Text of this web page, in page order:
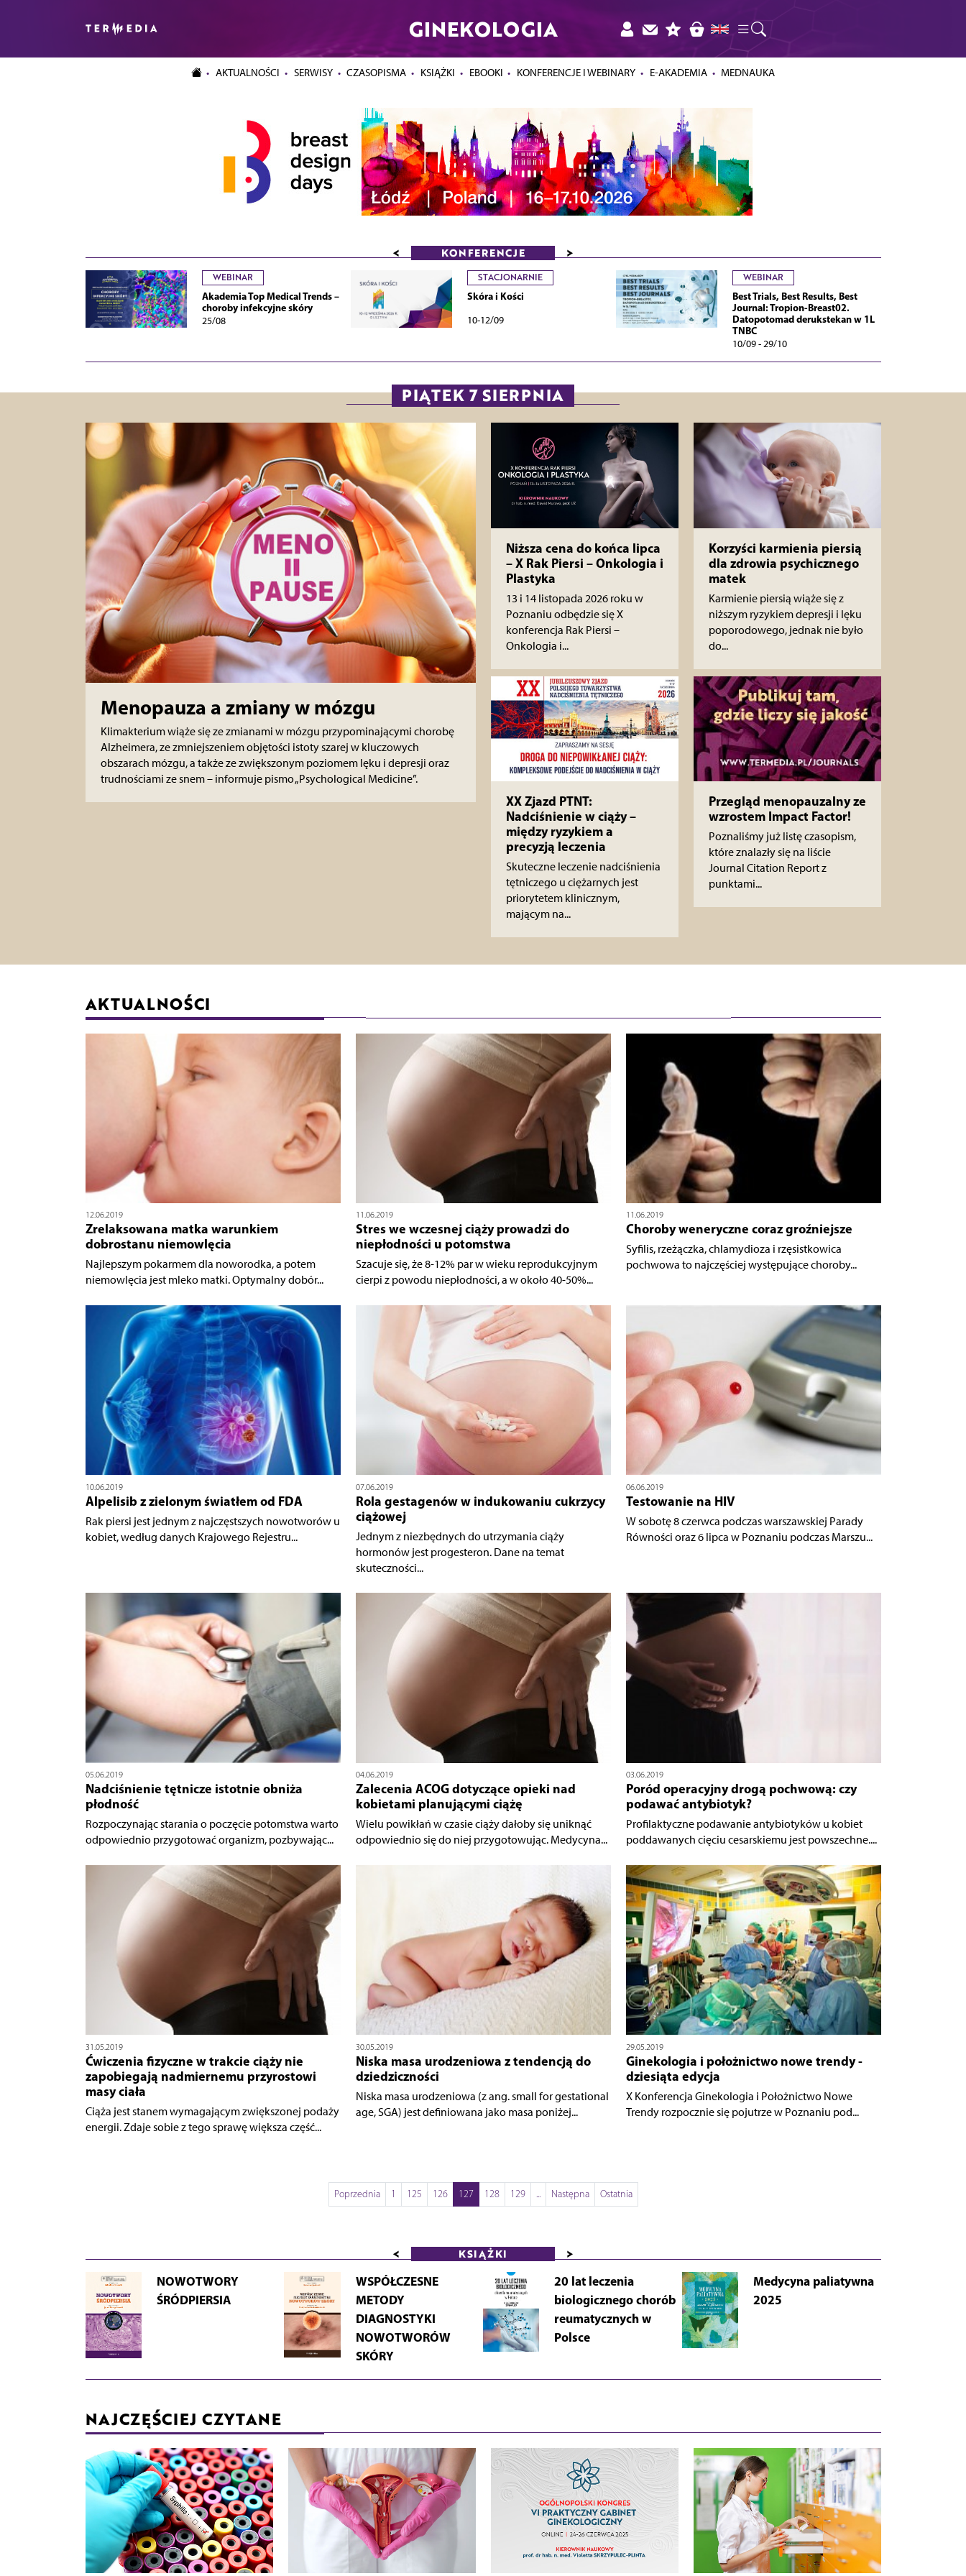
GINEKOLOGIA
AKTUALNOŚCI SERWISY CZASOPISMA KSIĄŻKI EBOOKI KONFERENCJE I WEBINARY E-AKADEMIA MEDNAUKA
< KONFERENCJE >
WEBINAR
Akademia Top Medical Trends –
choroby infekcyjne skóry
25/08
STACJONARNIE
Skóra i Kości
10-12/09
WEBINAR
Best Trials, Best Results, Best
Journal: Tropion-Breast02.
Datopotomad derukstekan w 1L
TNBC
10/09 - 29/10
PIĄTEK 7 SIERPNIA
Menopauza a zmiany w mózgu
Klimakterium wiąże się ze zmianami w mózgu przypominającymi chorobę
Alzheimera, ze zmniejszeniem objętości istoty szarej w kluczowych
obszarach mózgu, a także ze zwiększonym poziomem lęku i depresji oraz
trudnościami ze snem – informuje pismo „Psychological Medicine”.
Niższa cena do końca lipca
– X Rak Piersi – Onkologia i
Plastyka
13 i 14 listopada 2026 roku w
Poznaniu odbędzie się X
konferencja Rak Piersi –
Onkologia i...
XX Zjazd PTNT:
Nadciśnienie w ciąży –
między ryzykiem a
precyzją leczenia
Skuteczne leczenie nadciśnienia
tętniczego u ciężarnych jest
priorytetem klinicznym,
mającym na...
Korzyści karmienia piersią
dla zdrowia psychicznego
matek
Karmienie piersią wiąże się z
niższym ryzykiem depresji i lęku
poporodowego, jednak nie było
do...
Przegląd menopauzalny ze
wzrostem Impact Factor!
Poznaliśmy już listę czasopism,
które znalazły się na liście
Journal Citation Report z
punktami...
AKTUALNOŚCI
12.06.2019
Zrelaksowana matka warunkiem
dobrostanu niemowlęcia
Najlepszym pokarmem dla noworodka, a potem
niemowlęcia jest mleko matki. Optymalny dobór...
11.06.2019
Stres we wczesnej ciąży prowadzi do
niepłodności u potomstwa
Szacuje się, że 8-12% par w wieku reprodukcyjnym
cierpi z powodu niepłodności, a w około 40-50%...
11.06.2019
Choroby weneryczne coraz groźniejsze
Syfilis, rzeżączka, chlamydioza i rzęsistkowica
pochwowa to najczęściej występujące choroby...
10.06.2019
Alpelisib z zielonym światłem od FDA
Rak piersi jest jednym z najczęstszych nowotworów u
kobiet, według danych Krajowego Rejestru...
07.06.2019
Rola gestagenów w indukowaniu cukrzycy
ciążowej
Jednym z niezbędnych do utrzymania ciąży
hormonów jest progesteron. Dane na temat
skuteczności...
06.06.2019
Testowanie na HIV
W sobotę 8 czerwca podczas warszawskiej Parady
Równości oraz 6 lipca w Poznaniu podczas Marszu...
05.06.2019
Nadciśnienie tętnicze istotnie obniża
płodność
Rozpoczynając starania o poczęcie potomstwa warto
odpowiednio przygotować organizm, pozbywając...
04.06.2019
Zalecenia ACOG dotyczące opieki nad
kobietami planującymi ciążę
Wielu powikłań w czasie ciąży dałoby się uniknąć
odpowiednio się do niej przygotowując. Medycyna...
03.06.2019
Poród operacyjny drogą pochwową: czy
podawać antybiotyk?
Profilaktyczne podawanie antybiotyków u kobiet
poddawanych cięciu cesarskiemu jest powszechne....
31.05.2019
Ćwiczenia fizyczne w trakcie ciąży nie
zapobiegają nadmiernemu przyrostowi
masy ciała
Ciąża jest stanem wymagającym zwiększonej podaży
energii. Zdaje sobie z tego sprawę większa część...
30.05.2019
Niska masa urodzeniowa z tendencją do
dziedziczności
Niska masa urodzeniowa (z ang. small for gestational
age, SGA) jest definiowana jako masa poniżej...
29.05.2019
Ginekologia i położnictwo nowe trendy -
dziesiąta edycja
X Konferencja Ginekologia i Położnictwo Nowe
Trendy rozpocznie się pojutrze w Poznaniu pod...
Poprzednia 1 125 126 127 128 129 ... Następna Ostatnia
< KSIĄŻKI >
NOWOTWORY
ŚRÓDPIERSIA
WSPÓŁCZESNE
METODY
DIAGNOSTYKI
NOWOTWORÓW
SKÓRY
20 lat leczenia
biologicznego chorób
reumatycznych w
Polsce
Medycyna paliatywna
2025
NAJCZĘŚCIEJ CZYTANE